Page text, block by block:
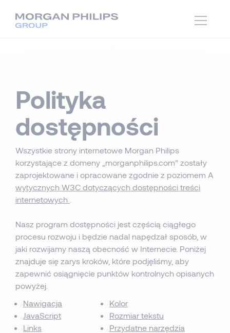
Polityka
dostępności
Wszystkie strony internetowe Morgan Philips
korzystające z domeny „morganphilips.com” zostały
zaprojektowane i opracowane zgodnie z poziomem A
wytycznych W3C dotyczących dostępności treści
internetowych
Nasz program dostępności jest częścią ciągłego
procesu rozwoju i będzie nadal napędzał sposób, w
jaki rozwijamy naszą obecność w Internecie. Poniżej
znajduje się zarys kroków, które podjęliśmy, aby
zapewnić osiągnięcie punktów kontrolnych opisanych
powyżej.
Nawigacja
JavaScript
Links
Kolor
Rozmiar tekstu
Przydatne narzędzia